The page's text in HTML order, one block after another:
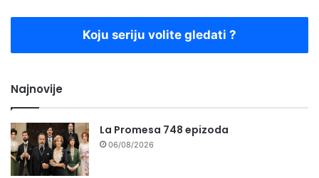
Koju seriju volite gledati ?
Najnovije
La Promesa 748 epizoda
06/08/2026